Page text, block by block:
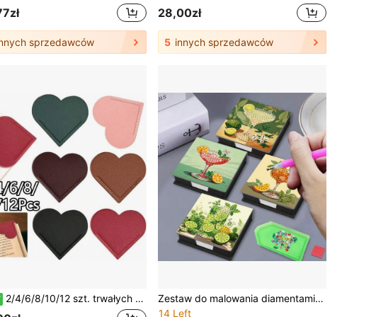
sprzedawców
28,00zł
5 innych sprzedawców
2/4/6/8/10/12 szt. trwałych zakładek do książek w kształcie serca z materiału PU, ochrona rogów książek i funkcja zaznaczania, niezbędne dla miłośników czytania, uczniów i młodych artystów, dostępne w losowych kolorach
Zestaw do malowania diamentami 5D – pudełko na zakładki, specjalny kształt, kryształki, wzór w kształcie kubka na napoje, pudełko na notatki z diamentową mozaiką, idealne do przechowywania notatek i jako dekoracja biurka, w zestawie 150 zakładek
14 Left